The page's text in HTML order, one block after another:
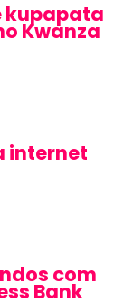
kupapata
Kwanza
internet
com
Bank